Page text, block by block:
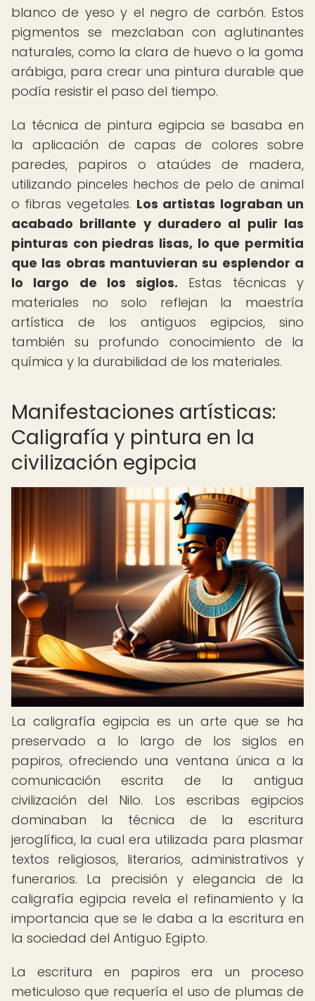
blanco de yeso y el negro de carbón. Estos
pigmentos se mezclaban con aglutinantes
naturales, como la clara de huevo o la goma
arábiga, para crear una pintura durable que
podía resistir el paso del tiempo.
La técnica de pintura egipcia se basaba en
la aplicación de capas de colores sobre
paredes, papiros o ataúdes de madera,
utilizando pinceles hechos de pelo de animal
o fibras vegetales. Los artistas lograban un
acabado brillante y duradero al pulir las
pinturas con piedras lisas, lo que permitía
que las obras mantuvieran su esplendor a
lo largo de los siglos. Estas técnicas y
materiales no solo reflejan la maestría
artística de los antiguos egipcios, sino
también su profundo conocimiento de la
química y la durabilidad de los materiales.
Manifestaciones artísticas:
Caligrafía y pintura en la
civilización egipcia
La caligrafía egipcia es un arte que se ha
preservado a lo largo de los siglos en
papiros, ofreciendo una ventana única a la
comunicación escrita de la antigua
civilización del Nilo. Los escribas egipcios
dominaban la técnica de la escritura
jeroglífica, la cual era utilizada para plasmar
textos religiosos, literarios, administrativos y
funerarios. La precisión y elegancia de la
caligrafía egipcia revela el refinamiento y la
importancia que se le daba a la escritura en
la sociedad del Antiguo Egipto.
La escritura en papiros era un proceso
meticuloso que requería el uso de plumas de